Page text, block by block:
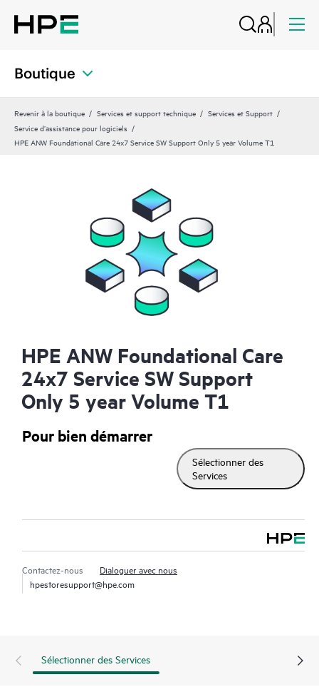
Boutique
Revenir à la boutique Services et support technique
Services et Support
Service d’assistance pour logiciels
HPE ANW Foundational Care 24x7 Service SW Support Only 5 year Volume T1
HPE ANW Foundational Care
24x7 Service SW Support
Only 5 year Volume T1
Pour bien démarrer
Sélectionner des
Services
Contactez-nous
Dialoguer avec nous
hpestoresupport@hpe.com
Sélectionner des Services